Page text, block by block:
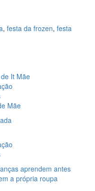
, festa da frozen, festa
It Mãe
Mãe
aprendem antes
a própria roupa